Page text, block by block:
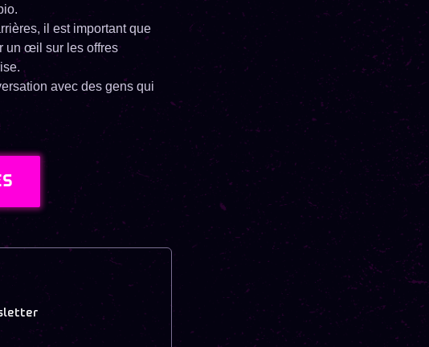
il est important que
un œil sur les offres
avec des gens qui